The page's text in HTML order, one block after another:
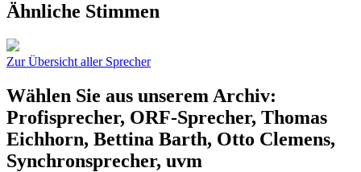
Ähnliche Stimmen
Zur Übersicht aller Sprecher
Wählen Sie aus unserem Archiv:
Profisprecher, ORF-Sprecher, Thomas
Eichhorn, Bettina Barth, Otto Clemens,
Synchronsprecher, uvm